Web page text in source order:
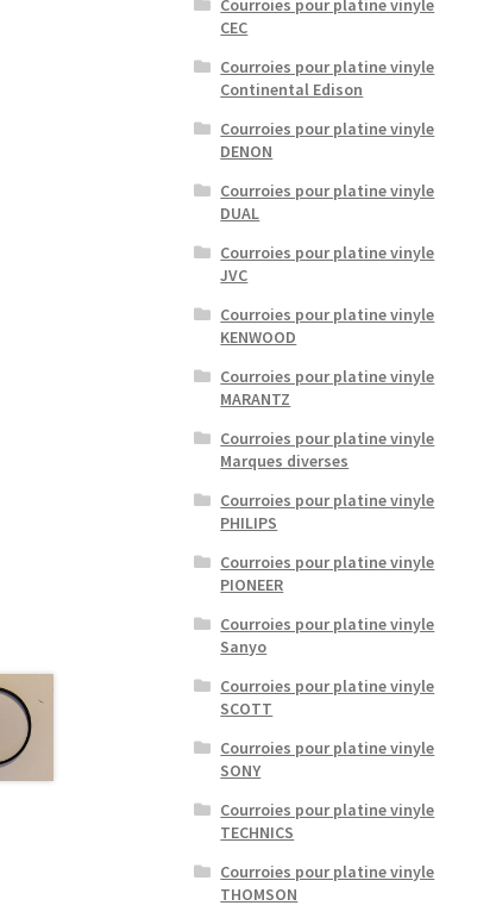
Courroies pour platine vinyle
CEC
Courroies pour platine vinyle
Continental Edison
Courroies pour platine vinyle
DENON
Courroies pour platine vinyle
DUAL
Courroies pour platine vinyle
JVC
Courroies pour platine vinyle
KENWOOD
Courroies pour platine vinyle
MARANTZ
Courroies pour platine vinyle
Marques diverses
Courroies pour platine vinyle
PHILIPS
Courroies pour platine vinyle
PIONEER
Courroies pour platine vinyle
Sanyo
Courroies pour platine vinyle
SCOTT
Courroies pour platine vinyle
SONY
Courroies pour platine vinyle
TECHNICS
Courroies pour platine vinyle
THOMSON